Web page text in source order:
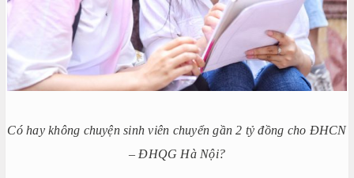
Có hay không chuyện sinh viên chuyển gần 2 tỷ đồng cho ĐHCN
– ĐHQG Hà Nội?